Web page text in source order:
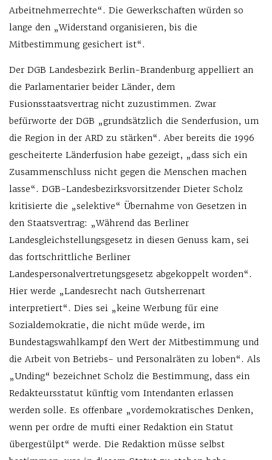
Arbeitnehmerrechte“. Die Gewerkschaften würden so
lange den „Widerstand organisieren, bis die
Mitbestimmung gesichert ist“.
Der DGB Landesbezirk Berlin-Brandenburg appelliert an
die Parlamentarier beider Länder, dem
Fusionsstaatsvertrag nicht zuzustimmen. Zwar
befürworte der DGB „grundsätzlich die Senderfusion, um
die Region in der ARD zu stärken“. Aber bereits die 1996
gescheiterte Länderfusion habe gezeigt, „dass sich ein
Zusammenschluss nicht gegen die Menschen machen
lasse“. DGB-Landesbezirksvorsitzender Dieter Scholz
kritisierte die „selektive“ Übernahme von Gesetzen in
den Staatsvertrag: „Während das Berliner
Landesgleichstellungsgesetz in diesen Genuss kam, sei
das fortschrittliche Berliner
Landespersonalvertretungsgesetz abgekoppelt worden“.
Hier werde „Landesrecht nach Gutsherrenart
interpretiert“. Dies sei „keine Werbung für eine
Sozialdemokratie, die nicht müde werde, im
Bundestagswahlkampf den Wert der Mitbestimmung und
die Arbeit von Betriebs- und Personalräten zu loben“. Als
„Unding“ bezeichnet Scholz die Bestimmung, dass ein
Redakteursstatut künftig vom Intendanten erlassen
werden solle. Es offenbare „vordemokratisches Denken,
wenn per ordre de mufti einer Redaktion ein Statut
übergestülpt“ werde. Die Redaktion müsse selbst